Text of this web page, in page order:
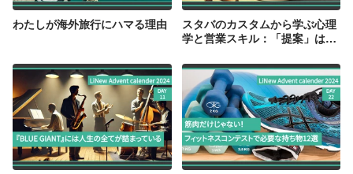
わたしが海外旅行にハマる理由
スタバのカスタムから学ぶ心理
学と営業スキル：「提案」は心